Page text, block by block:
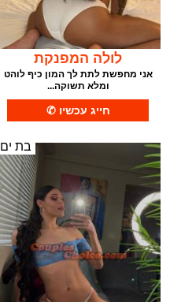
לולה המפנקת
אני מחפשת לתת לך המון כיף לוהט
ומלא תשוקה...
בת ים